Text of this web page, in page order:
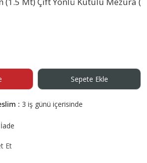
Sepete Ekle
: 3 iş günü içerisinde
Et